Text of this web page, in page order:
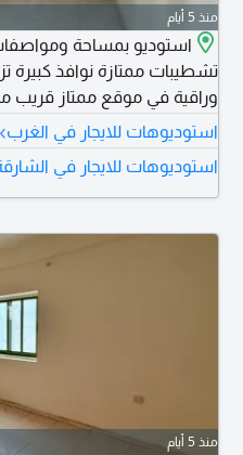
منذ 5 أيام
استوديو بمساحة
تشطيبات ممتازة نوافذ كبيرة
وراقية في موقع ممتاز
مع تسهيلات في السداد تصل الى 6 دفعات وصيانة كاملة
استوديوهات للايجار في الغرب›
استوديوهات للايجار في
منذ 5 أيام